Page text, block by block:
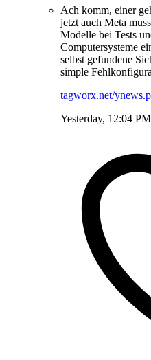
Ach komm, einer
jetzt auch Meta
Modelle bei Tests
Computersysteme
selbst gefundene
simple
tagworx.net/
Yesterday, 12:04 PM